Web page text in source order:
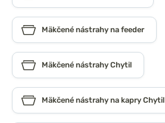
Mäkčené nástrahy na feeder
Mäkčené nástrahy Chytil
Mäkčené nástrahy na kapry Chytil